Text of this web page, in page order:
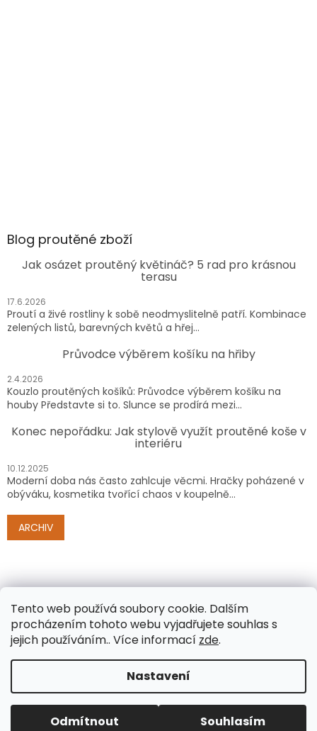
Tento web používá soubory cookie. Dalším
procházením tohoto webu vyjadřujete souhlas s
jejich používáním.. Více informací zde.
Nastavení
Odmítnout Souhlasím
Blog proutěné zboží
Jak osázet proutěný květináč? 5 rad pro krásnou
terasu
17.6.2026
Proutí a živé rostliny k sobě neodmyslitelně patří. Kombinace
zelených listů, barevných květů a hřej...
Průvodce výběrem košíku na hřiby
2.4.2026
Kouzlo proutěných košíků: Průvodce výběrem košíku na
houby Představte si to. Slunce se prodírá mezi...
Konec nepořádku: Jak stylově využít proutěné koše v
interiéru
10.12.2025
Moderní doba nás často zahlcuje věcmi. Hračky poházené v
obýváku, kosmetika tvořící chaos v koupelně...
ARCHIV
Vytvořil Shoptet
Copyright 2026www.e-proutenezbozi.cz. Všechna
práva vyhrazena.
Upravit nastavení cookies